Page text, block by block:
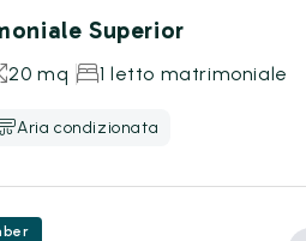
Superior
20 mq 1 letto matrimoniale
Aria condizionata